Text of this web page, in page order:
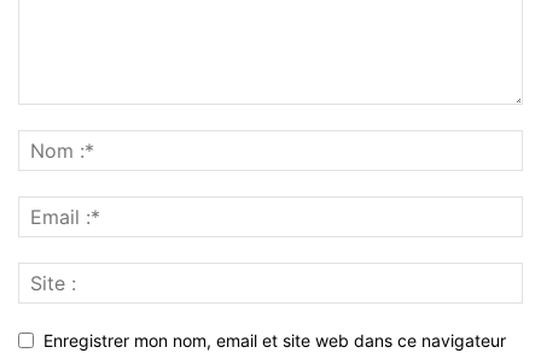
Enregistrer mon nom, email et site web dans ce navigateur